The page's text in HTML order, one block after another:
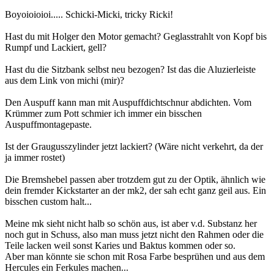
Boyoioioioi..... Schicki-Micki, tricky Ricki!
Hast du mit Holger den Motor gemacht? Geglasstrahlt von Kopf bis
Rumpf und Lackiert, gell?
Hast du die Sitzbank selbst neu bezogen? Ist das die Aluzierleiste
aus dem Link von michi (mir)?
Den Auspuff kann man mit Auspuffdichtschnur abdichten. Vom
Krümmer zum Pott schmier ich immer ein bisschen
Auspuffmontagepaste.
Ist der Graugusszylinder jetzt lackiert? (Wäre nicht verkehrt, da der
ja immer rostet)
Die Bremshebel passen aber trotzdem gut zu der Optik, ähnlich wie
dein fremder Kickstarter an der mk2, der sah echt ganz geil aus. Ein
bisschen custom halt...
Meine mk sieht nicht halb so schön aus, ist aber v.d. Substanz her
noch gut in Schuss, also man muss jetzt nicht den Rahmen oder die
Teile lacken weil sonst Karies und Baktus kommen oder so.
Aber man könnte sie schon mit Rosa Farbe besprühen und aus dem
Hercules ein Ferkules machen...